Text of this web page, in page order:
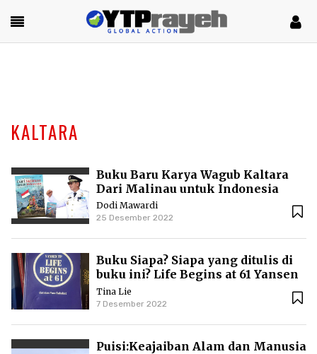
KALTARA
Buku Baru Karya Wagub Kaltara
Dari Malinau untuk Indonesia
Dodi Mawardi
25 Desember 2022
Buku Siapa? Siapa yang ditulis di
buku ini? Life Begins at 61 Yansen
TP
Tina Lie
7 Desember 2022
Puisi:Keajaiban Alam dan Manusia